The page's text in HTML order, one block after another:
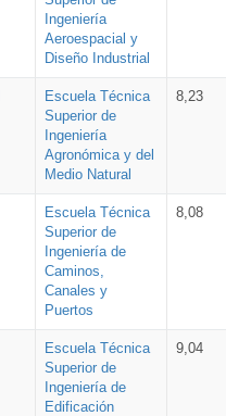
Ingeniería
Aeroespacial y
Diseño Industrial
Escuela Técnica
Superior de
Ingeniería
Agronómica y del
Medio Natural
8,23
Escuela Técnica
Superior de
Ingeniería de
Caminos,
Canales y
Puertos
8,08
Escuela Técnica
Superior de
Ingeniería de
Edificación
9,04